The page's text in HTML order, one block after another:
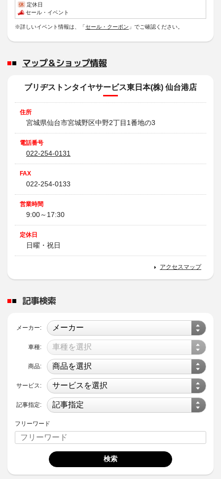
休 定休日
セール・イベント
※詳しいイベント情報は、「セール・クーポン 」でご確認ください。
マップ＆ショップ情報
ブリヂストンタイヤサービス東日本(株) 仙台港店
住所
宮城県仙台市宮城野区中野2丁目1番地の3
電話番号
022-254-0131
FAX
022-254-0133
営業時間
9:00～17:30
定休日
日曜・祝日
アクセスマップ
記事検索
メーカー:
車種:
商品:
サービス:
記事指定:
フリーワード